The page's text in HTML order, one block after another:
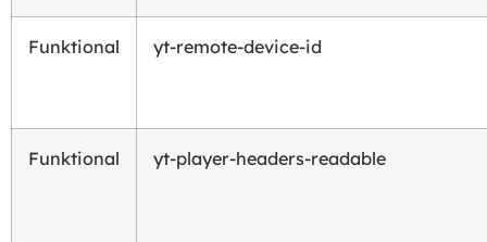
Funktional yt-remote-device-id
Funktional yt-player-headers-readable